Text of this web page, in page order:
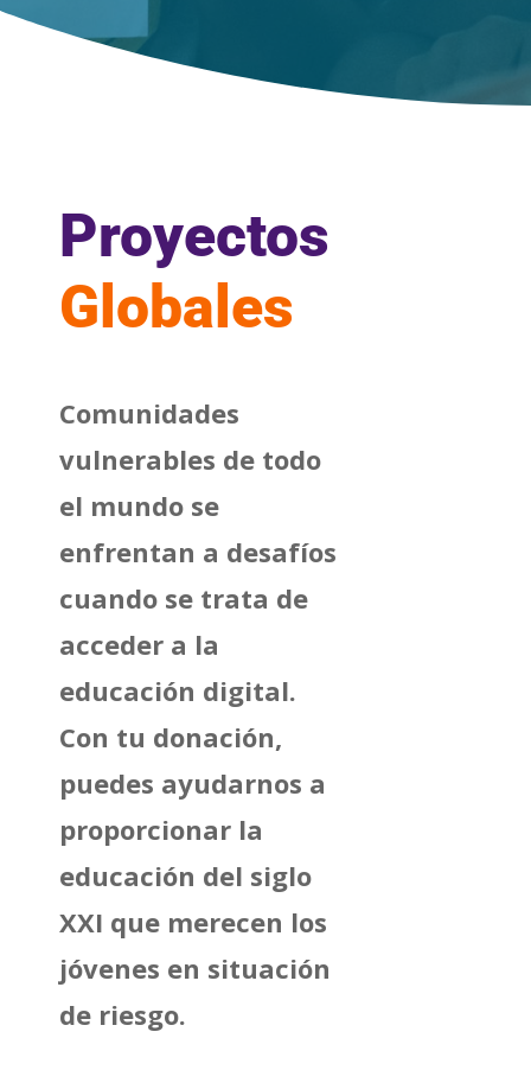
Proyectos
Globales
Comunidades
vulnerables de todo
el mundo se
enfrentan a desafíos
cuando se trata de
acceder a la
educación digital.
Con tu donación,
puedes ayudarnos a
proporcionar la
educación del siglo
XXI que merecen los
jóvenes en situación
de riesgo.